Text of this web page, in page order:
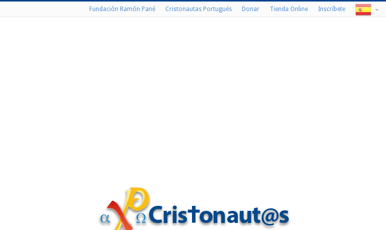
Fundación Ramón Pané Cristonautas Portugués Donar Tienda Online Inscríbete